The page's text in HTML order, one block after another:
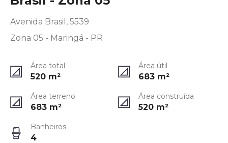
Avenida Brasil, 5539
Zona 05 - Maringá - PR
Área total
520 m²
Área útil
683 m²
Área terreno
683 m²
Área construída
520 m²
Banheiros
4